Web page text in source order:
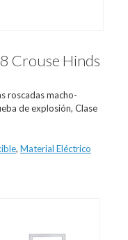
Crouse Hinds
roscadas macho-
de explosión, Clase
, Material Eléctrico